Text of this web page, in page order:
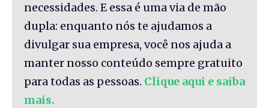
necessidades. E essa é uma via de mão
dupla: enquanto nós te ajudamos a
divulgar sua empresa, você nos ajuda a
manter nosso conteúdo sempre gratuito
para todas as pessoas. Clique aqui e saiba
mais.